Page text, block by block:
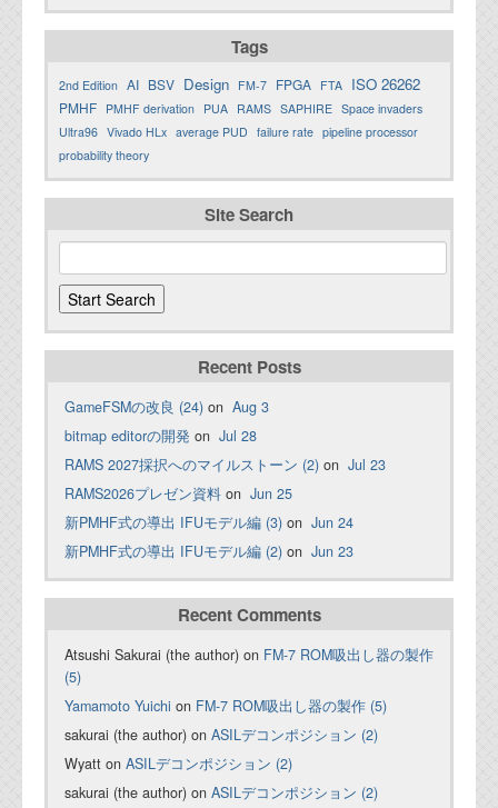
Tags
2nd Edition AI BSV Design FM-7 FPGA FTA ISO 26262
PMHF PMHF derivation PUA RAMS SAPHIRE Space invaders
Ultra96 Vivado HLx average PUD failure rate pipeline processor
probability theory
Site Search
Recent Posts
GameFSMの改良 (24) on Aug 3
bitmap editorの開発 on Jul 28
RAMS 2027採択へのマイルストーン (2) on Jul 23
RAMS2026プレゼン資料 on Jun 25
新PMHF式の導出 IFUモデル編 (3) on Jun 24
新PMHF式の導出 IFUモデル編 (2) on Jun 23
Recent Comments
Atsushi Sakurai (the author) on FM-7 ROM吸出し器の製作
(5)
Yamamoto Yuichi on FM-7 ROM吸出し器の製作 (5)
sakurai (the author) on ASILデコンポジション (2)
Wyatt on ASILデコンポジション (2)
sakurai (the author) on ASILデコンポジション (2)